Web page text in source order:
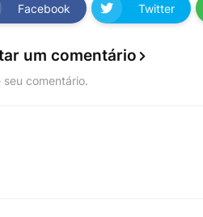
Facebook Twitter
um comentário
seu comentário.